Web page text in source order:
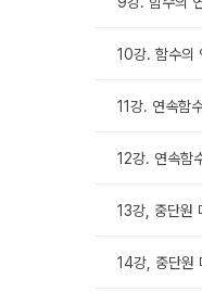
10강. 함수의
11강. 연속함
12강. 연속함
13강, 중단원
14강, 중단원